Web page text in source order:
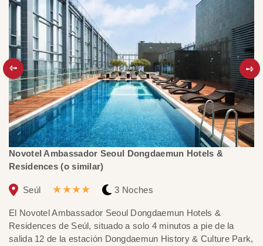
Novotel Ambassador Seoul Dongdaemun Hotels &
Residences (o similar)
Seúl ★★★★ 3 Noches
El Novotel Ambassador Seoul Dongdaemun Hotels &
Residences de Seúl, situado a solo 4 minutos a pie de la
salida 12 de la estación Dongdaemun History & Culture Park,